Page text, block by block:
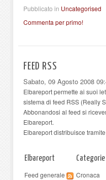
Pubblicato in Uncategorised
Commenta per primo!
FEED RSS
Sabato, 09 Agosto 2008
Elbareport permette ai suoi
sistema di feed RSS (Really
Abbonandosi al feed si
Elbareport.
Elbareport distribuisce
Elbareport
Feed generale
Categorie
Cronaca